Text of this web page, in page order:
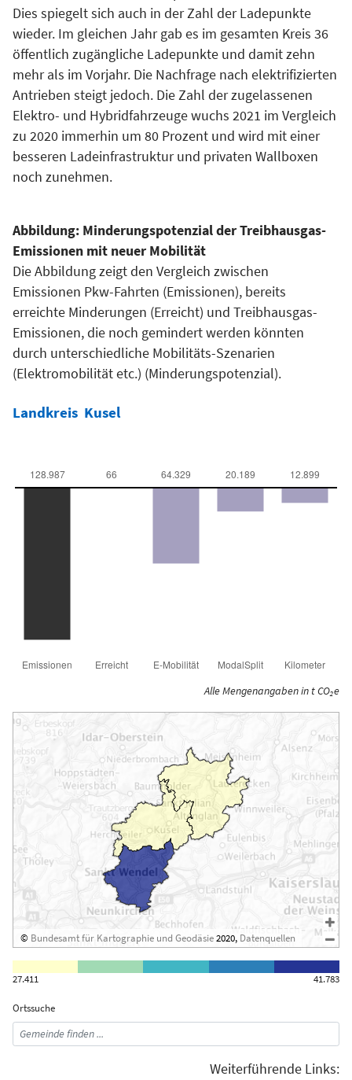
Dies spiegelt sich auch in der Zahl der Ladepunkte
wieder. Im gleichen Jahr gab es im gesamten Kreis 36
öffentlich zugängliche Ladepunkte und damit zehn
mehr als im Vorjahr. Die Nachfrage nach elektrifizierten
Antrieben steigt jedoch. Die Zahl der zugelassenen
Elektro- und Hybridfahrzeuge wuchs 2021 im Vergleich
zu 2020 immerhin um 80 Prozent und wird mit einer
besseren Ladeinfrastruktur und privaten Wallboxen
noch zunehmen.
Abbildung: Minderungspotenzial der Treibhausgas-
Emissionen mit neuer Mobilität
Die Abbildung zeigt den Vergleich zwischen
Emissionen Pkw-Fahrten (Emissionen), bereits
erreichte Minderungen (Erreicht) und Treibhausgas-
Emissionen, die noch gemindert werden könnten
durch unterschiedliche Mobilitäts-Szenarien
(Elektromobilität etc.) (Minderungspotenzial).
Landkreis Kusel
Alle Mengenangaben in t CO₂e
© Bundesamt für Kartographie und Geodäsie2020, Datenquellen
27.411 41.783
Ortssuche
Weiterführende Links: